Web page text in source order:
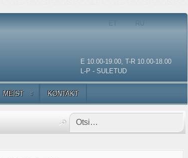
ET RU
E 10.00-19.00, T-R 10.00-18.00
L-P - SULETUD
MEIST KONTAKT